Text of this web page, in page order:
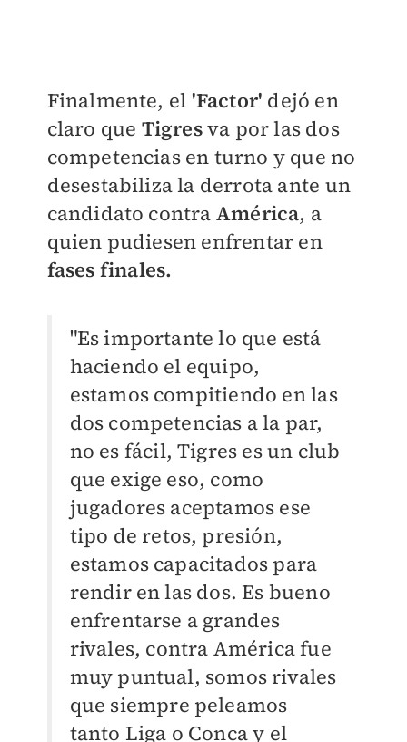
Finalmente, el 'Factor' dejó en
claro que Tigresva por las dos
competencias en turno y que no
desestabiliza la derrota ante un
candidato contra América, a
quien pudiesen enfrentar en
fases finales.
"Es importante lo que está
haciendo el equipo,
estamos compitiendo en las
dos competencias a la par,
no es fácil, Tigres es un club
que exige eso, como
jugadores aceptamos ese
tipo de retos, presión,
estamos capacitados para
rendir en las dos. Es bueno
enfrentarse a grandes
rivales, contra América fue
muy puntual, somos rivales
que siempre peleamos
tanto Liga o Conca y el